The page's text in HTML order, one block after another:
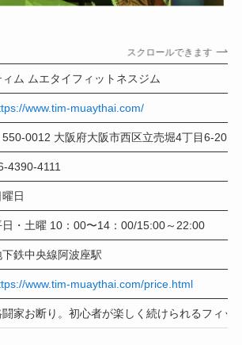
スクロールできます
ィム ムエタイフィットネスジム
www.tim-muaythai.com/
550-0012 大阪府大阪市西区立売堀4丁目6-20
4390-4111
曜日
日・土曜 10：00〜14：00/15:00～22:00
下鉄中央線阿波座駅
www.tim-muaythai.com/price.html
闘家お断り。初心者が楽しく続けられるフィッ